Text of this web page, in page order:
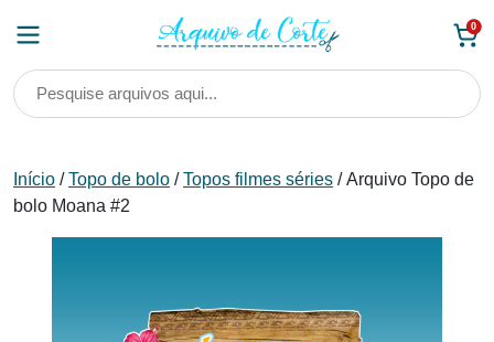
0
Início /Topo de bolo /Topos filmes séries / Arquivo Topo de
bolo Moana #2